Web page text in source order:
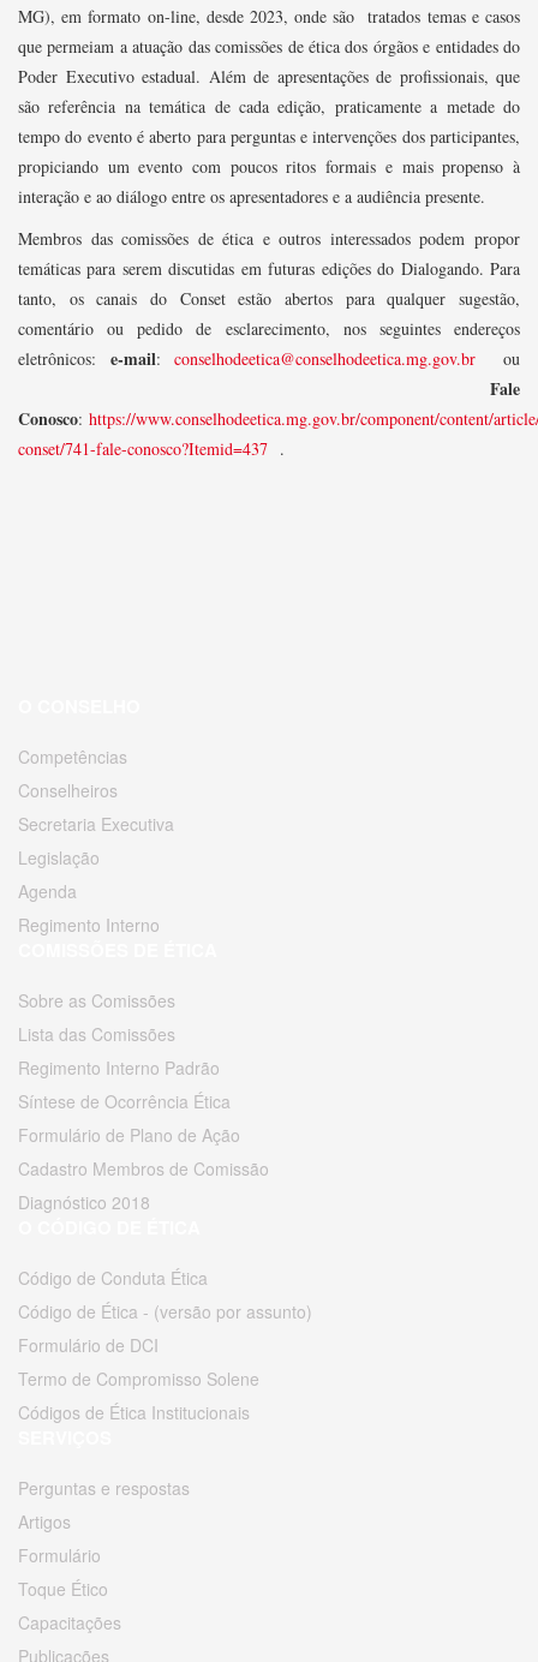
MG), em formato on-line, desde 2023, onde são tratados temas e casos
que permeiam a atuação das comissões de ética dos órgãos e entidades do
Poder Executivo estadual. Além de apresentações de profissionais, que
são referência na temática de cada edição, praticamente a metade do
tempo do evento é aberto para perguntas e intervenções dos participantes,
propiciando um evento com poucos ritos formais e mais propenso à
interação e ao diálogo entre os apresentadores e a audiência presente.
Membros das comissões de ética e outros interessados podem propor
temáticas para serem discutidas em futuras edições do Dialogando. Para
tanto, os canais do Conset estão abertos para qualquer sugestão,
comentário ou pedido de esclarecimento, nos seguintes endereços
eletrônicos: e-mail: conselhodeetica@conselhodeetica.mg.gov.br ou
Fale
Conosco: https://www.conselhodeetica.mg.gov.br/component/content/
conset/741-fale-conosco?Itemid=437 .
Competências
Conselheiros
Secretaria Executiva
Legislação
Agenda
Regimento Interno
Sobre as Comissões
Lista das Comissões
Regimento Interno Padrão
Síntese de Ocorrência Ética
Formulário de Plano de Ação
Cadastro Membros de Comissão
Diagnóstico 2018
Código de Conduta Ética
Código de Ética - (versão por assunto)
Formulário de DCI
Termo de Compromisso Solene
Códigos de Ética Institucionais
Perguntas e respostas
Artigos
Formulário
Toque Ético
Capacitações
Publicações